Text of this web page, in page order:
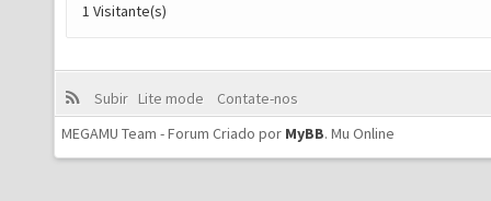
1 Visitante(s)
Subir Lite mode
Contate-nos
MEGAMU Team - Forum Criado por MyBB. Mu Online